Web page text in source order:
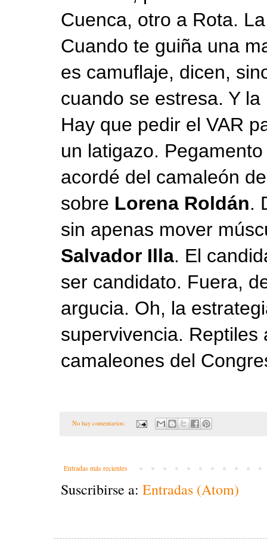
Cuenca, otro a Rota.
Cuando te guiña una
es camuflaje, dicen,
cuando se estresa. Y
Hay que pedir el VAR
un latigazo.
acordé del camaleón
sobre Lorena Roldán.
sin apenas mover
Salvador Illa. El
ser candidato. Fuera,
argucia. Oh, la
supervivencia.
camaleones del
No hay comentarios:
Entradas más recientes
Suscribirse a: Entradas (Atom)